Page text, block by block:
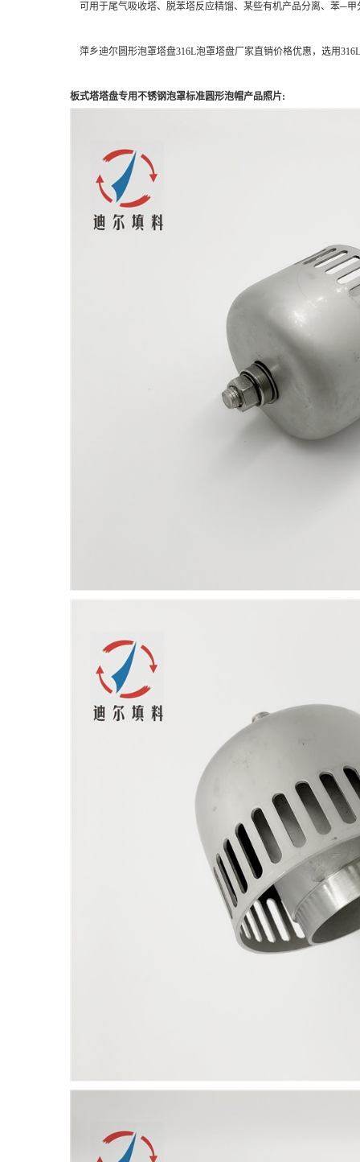
可用于尾气吸收塔、脱苯塔反应精馏、某些有机产品分离、苯─
萍乡迪尔圆形泡罩塔盘316L泡罩塔盘厂家直销价格优惠，选用
板式塔塔盘专用不锈钢泡罩标准圆形泡帽产品照片: